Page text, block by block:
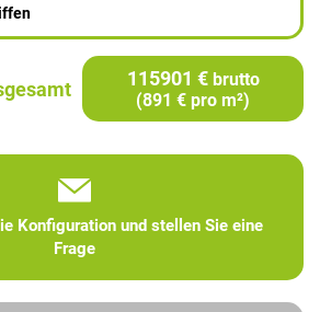
115901 € brutto
(891 € pro m²)
Konfiguration und stellen Sie eine
Frage